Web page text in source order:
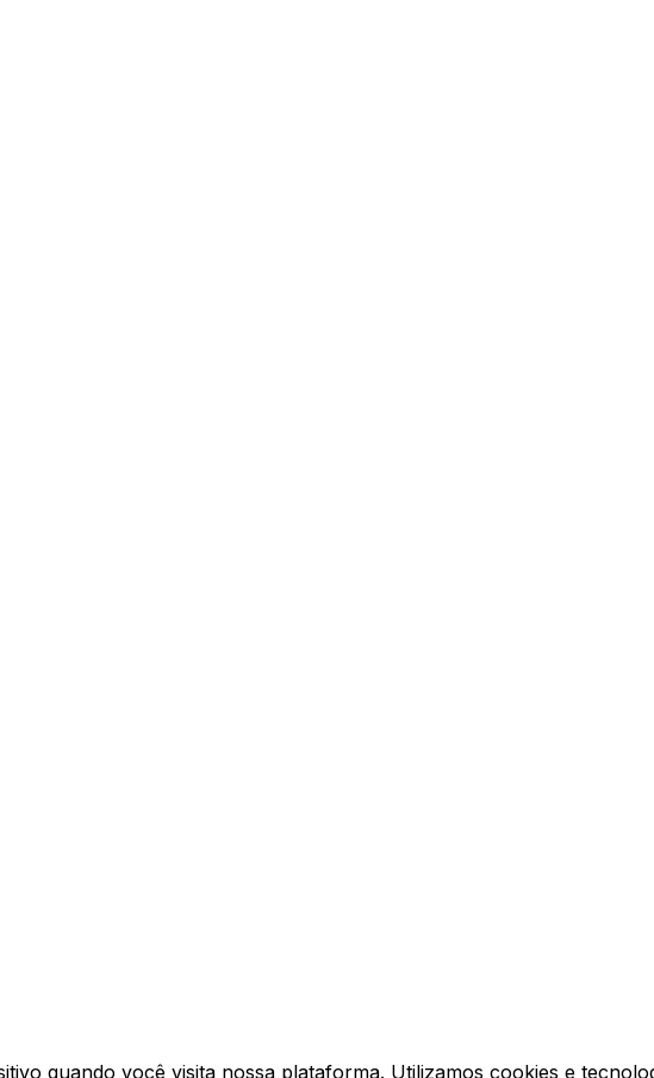
quando você visita nossa plataforma. Utilizamos cookies e